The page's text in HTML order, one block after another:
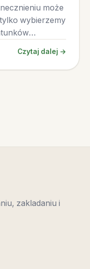
może
wybierzemy
Czytaj dalej →
zakladaniu i